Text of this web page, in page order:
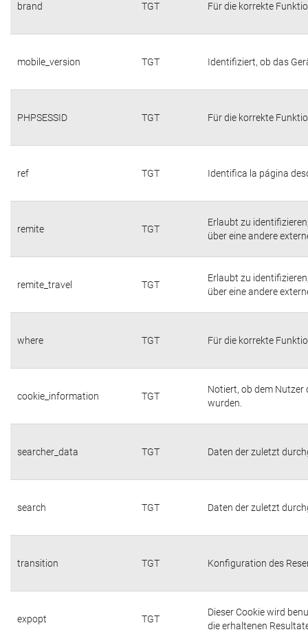
brand TGT Für die korrekte
mobile_version TGT Identifiziert, ob das
PHPSESSID TGT Für die korrekte
ref TGT Identifica la página
remite TGT
Erlaubt zu
über eine andere
remite_travel TGT
Erlaubt zu
über eine andere
where TGT Für die korrekte
cookie_information TGT
Notiert, ob dem Nutzer
wurden.
searcher_data TGT Daten der zuletzt
search TGT Daten der zuletzt
transition TGT Konfiguration des
expopt TGT
Dieser Cookie wird
die erhaltenen